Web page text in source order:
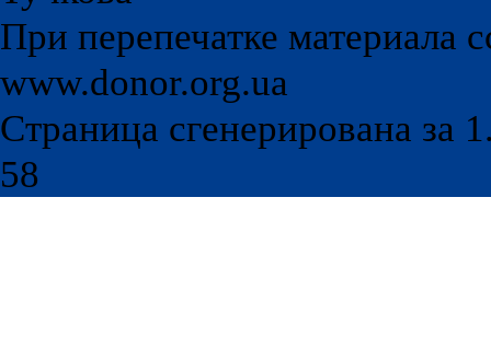
При перепечатке материала
www.donor.org.ua
Страница сгенерирована за
58